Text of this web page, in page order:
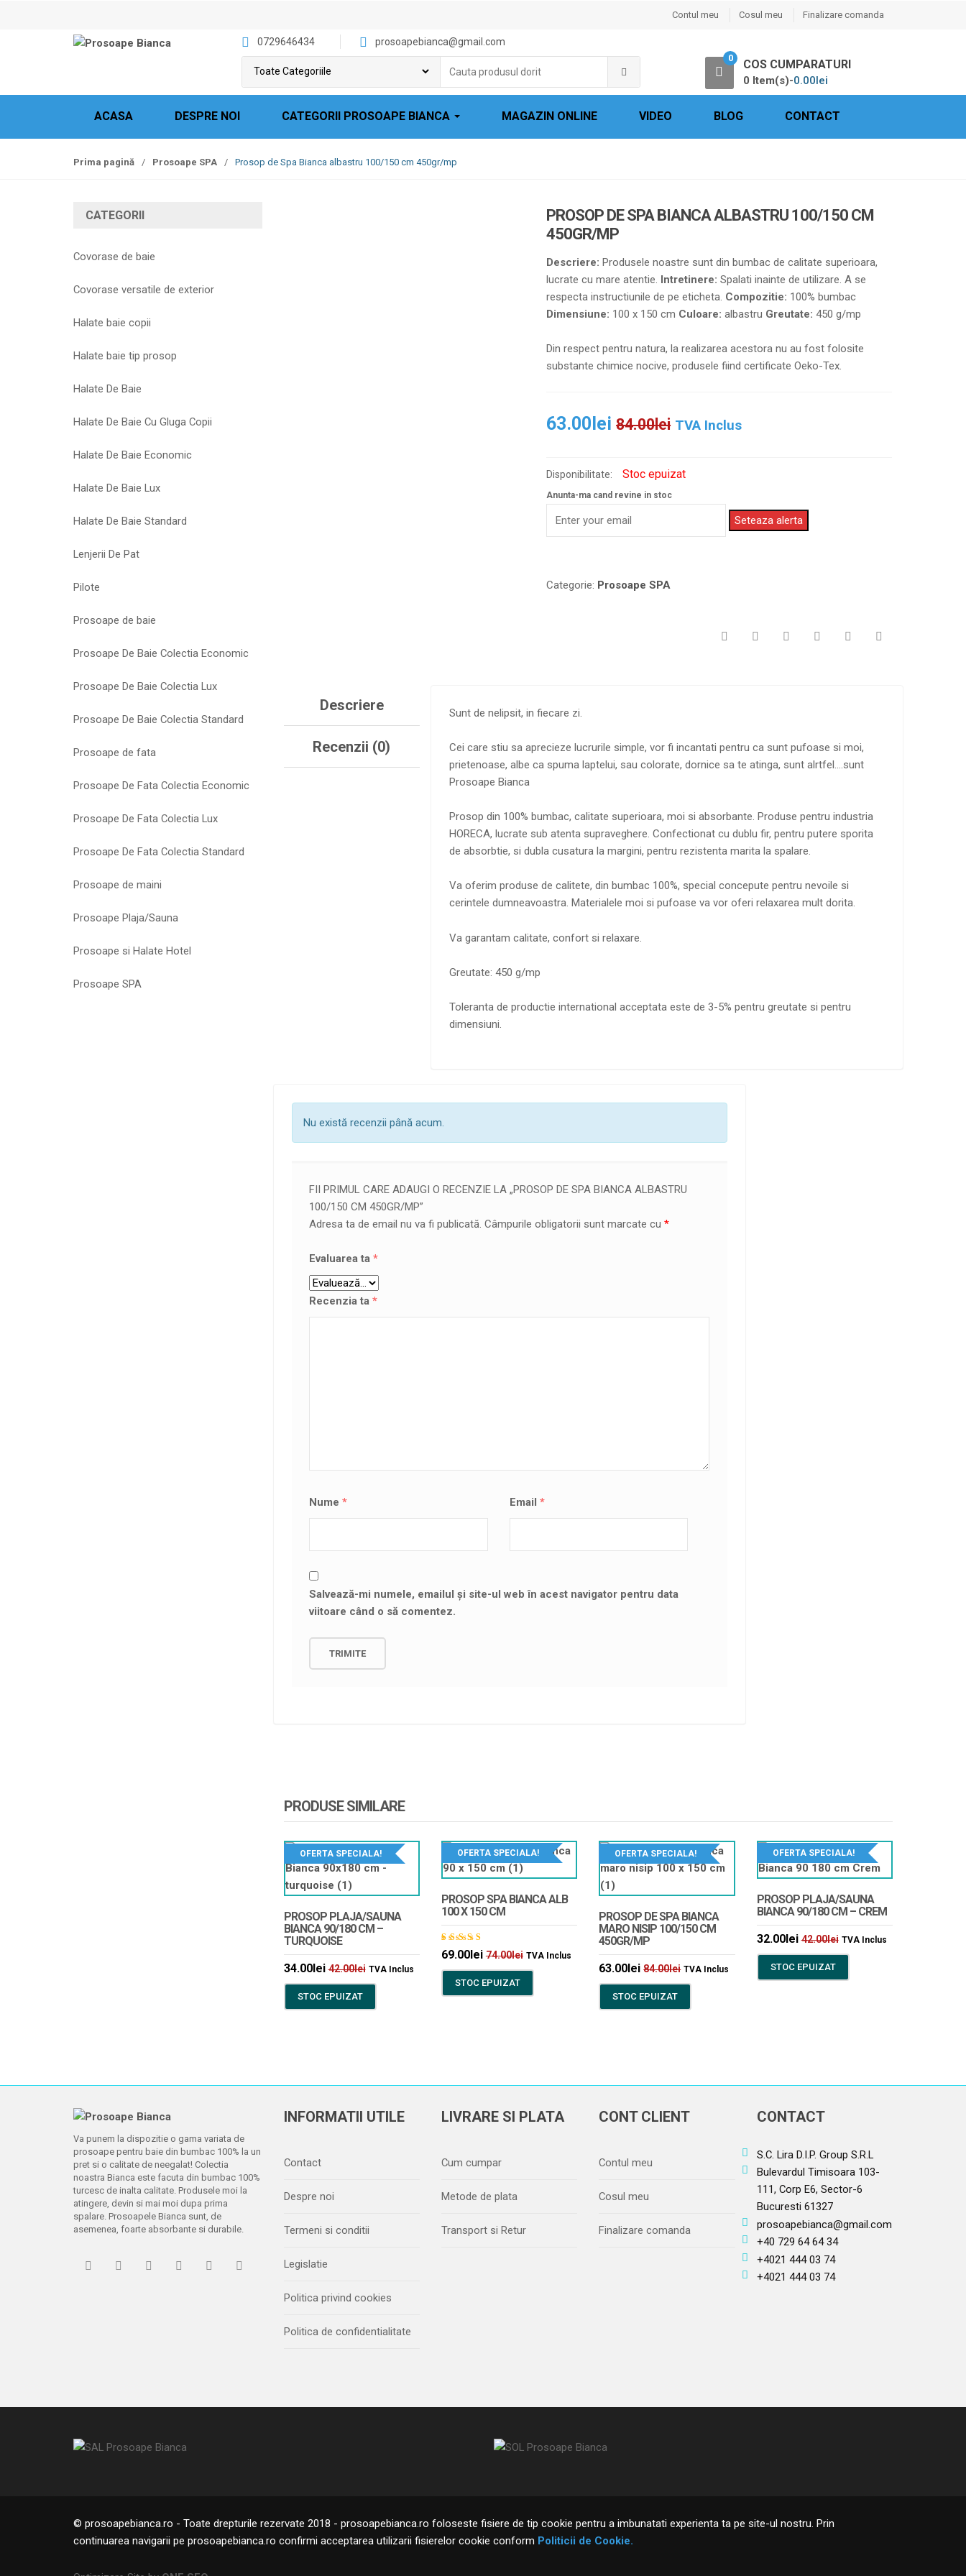
o
o
Contul meu Cosul meu Finalizare comanda
0729646434 prosoapebianca@gmail.com
produsul
dorit:
0 COS CUMPARATURI
0 Item(s)-0.00lei
ACASA DESPRE NOI CATEGORII PROSOAPE BIANCA MAGAZIN ONLINE VIDEO BLOG CONTACT
Prima pagină / Prosoape SPA / Prosop de Spa Bianca albastru 100/150 cm 450gr/mp
PROSOP DE SPA BIANCA ALBASTRU 100/150 CM
450GR/MP
Descriere: Produsele noastre sunt din bumbac de calitate superioara,
lucrate cu mare atentie. Intretinere: Spalati inainte de utilizare. A se
respecta instructiunile de pe eticheta. Compozitie: 100% bumbac
Dimensiune: 100 x 150 cm Culoare: albastru Greutate: 450 g/mp
Din respect pentru natura, la realizarea acestora nu au fost folosite
substante chimice nocive, produsele fiind certificate Oeko-Tex.
63.00 lei 84.00lei TVA Inclus
Disponibilitate: Stoc epuizat
Anunta-ma cand revine in stoc
Seteaza alerta
Categorie: Prosoape SPA
Descriere
Recenzii (0)
Sunt de nelipsit, in fiecare zi.
Cei care stiu sa aprecieze lucrurile simple, vor fi incantati pentru ca sunt pufoase si moi,
prietenoase, albe ca spuma laptelui, sau colorate, dornice sa te atinga, sunt alrtfel….sunt
Prosoape Bianca
Prosop din 100% bumbac, calitate superioara, moi si absorbante. Produse pentru industria
HORECA, lucrate sub atenta supraveghere. Confectionat cu dublu fir, pentru putere sporita
de absorbtie, si dubla cusatura la margini, pentru rezistenta marita la spalare.
Va oferim produse de calitete, din bumbac 100%, special concepute pentru nevoile si
cerintele dumneavoastra. Materialele moi si pufoase va vor oferi relaxarea mult dorita.
Va garantam calitate, confort si relaxare.
Greutate: 450 g/mp
Toleranta de productie international acceptata este de 3-5% pentru greutate si pentru
dimensiuni.
Nu există recenzii până acum.
FII PRIMUL CARE ADAUGI O RECENZIE LA „PROSOP DE SPA BIANCA ALBASTRU
100/150 CM 450GR/MP”
Adresa ta de email nu va fi publicată. Câmpurile obligatorii sunt marcate cu *
Evaluarea ta *
Recenzia ta *
Nume * Email *
Salvează-mi numele, emailul și site-ul web în acest navigator pentru data
viitoare când o să comentez.
PRODUSE SIMILARE
OFERTA SPECIALA!
PROSOP PLAJA/SAUNA
BIANCA 90/180 CM –
TURQUOISE
34.00lei 42.00lei TVA Inclus
STOC EPUIZAT
OFERTA SPECIALA!
PROSOP SPA BIANCA ALB
100 X 150 CM
Evaluat
la5.00
69.00lei 74.00lei TVA Inclus
STOC EPUIZAT
OFERTA SPECIALA!
PROSOP DE SPA BIANCA
MARO NISIP 100/150 CM
450GR/MP
63.00lei 84.00lei TVA Inclus
STOC EPUIZAT
OFERTA SPECIALA!
PROSOP PLAJA/SAUNA
BIANCA 90/180 CM – CREM
32.00lei 42.00lei TVA Inclus
STOC EPUIZAT
CATEGORII
Covorase de baie
Covorase versatile de exterior
Halate baie copii
Halate baie tip prosop
Halate De Baie
Halate De Baie Cu Gluga Copii
Halate De Baie Economic
Halate De Baie Lux
Halate De Baie Standard
Lenjerii De Pat
Pilote
Prosoape de baie
Prosoape De Baie Colectia Economic
Prosoape De Baie Colectia Lux
Prosoape De Baie Colectia Standard
Prosoape de fata
Prosoape De Fata Colectia Economic
Prosoape De Fata Colectia Lux
Prosoape De Fata Colectia Standard
Prosoape de maini
Prosoape Plaja/Sauna
Prosoape si Halate Hotel
Prosoape SPA
Va punem la dispozitie o gama variata de
prosoape pentru baie din bumbac 100% la un
pret si o calitate de neegalat! Colectia
noastra Bianca este facuta din bumbac 100%
turcesc de inalta calitate. Produsele moi la
atingere, devin si mai moi dupa prima
spalare. Prosoapele Bianca sunt, de
asemenea, foarte absorbante si durabile.
INFORMATII UTILE
Contact
Despre noi
Termeni si conditii
Legislatie
Politica privind cookies
Politica de confidentialitate
LIVRARE SI PLATA
Cum cumpar
Metode de plata
Transport si Retur
CONT CLIENT
Contul meu
Cosul meu
Finalizare comanda
CONTACT
S.C. Lira D.I.P. Group S.R.L
Bulevardul Timisoara 103-
111, Corp E6, Sector-6
Bucuresti 61327
prosoapebianca@gmail.com
+40 729 64 64 34
+4021 444 03 74
+4021 444 03 74
© prosoapebianca.ro - Toate drepturile rezervate 2018 - prosoapebianca.ro foloseste fisiere de tip cookie pentru a imbunatati experienta ta pe site-ul nostru. Prin
continuarea navigarii pe prosoapebianca.ro confirmi acceptarea utilizarii fisierelor cookie conform Politicii de Cookie.